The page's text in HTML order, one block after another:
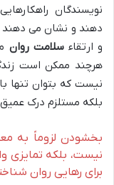
نویسندگان
دهند و نشان می
و ارتقاءسلامت روان
هرچند ممکن است
نیست که بتوان تنها
بلکه مستلزم درک
بخشودن لزوماً به
نیست، بلکه تمایزی
برای رهایی روان